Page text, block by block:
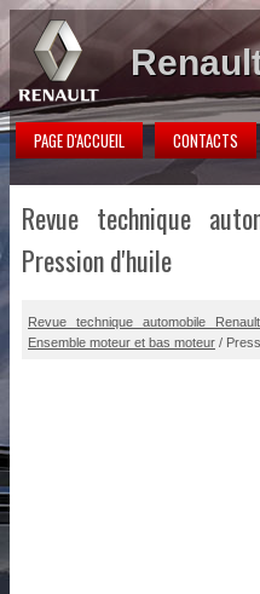
PAGE D'ACCUEIL CONTACTS
Revue technique
Pression d'huile
Revue technique automobile
Ensemble moteur et bas moteur /